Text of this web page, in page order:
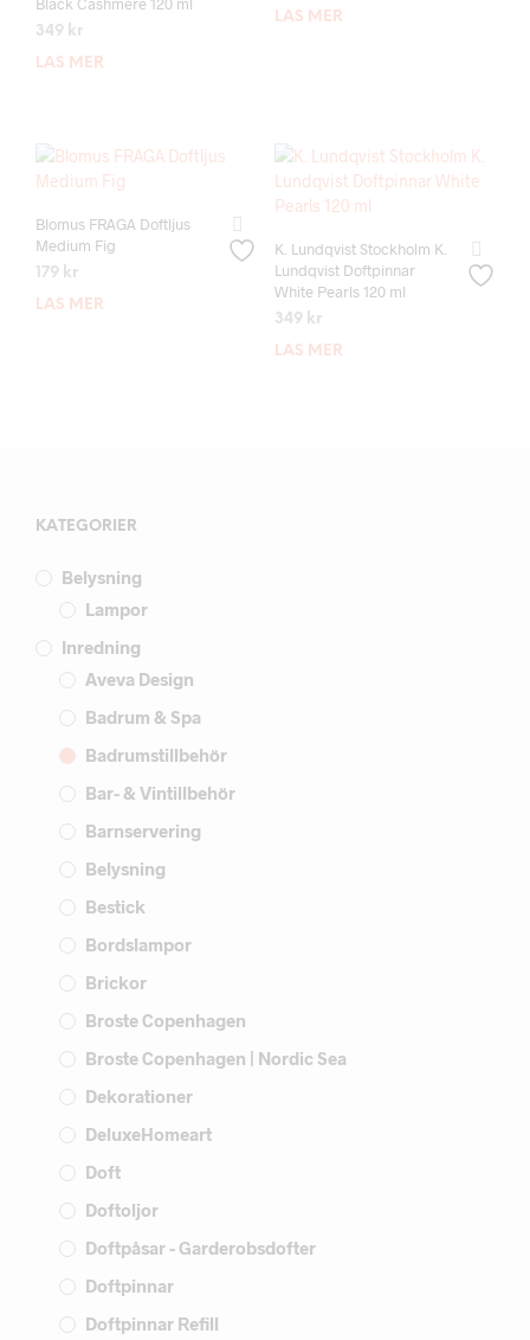
349 kr
LÄS MER
LÄS MER
Blomus FRAGA Doftljus
Medium Fig
179 kr
LÄS MER
K. Lundqvist Stockholm K.
Lundqvist Doftpinnar
White Pearls 120 ml
349 kr
LÄS MER
KATEGORIER
Belysning
Lampor
Inredning
Aveva Design
Badrum & Spa
Badrumstillbehör
Bar- & Vintillbehör
Barnservering
Belysning
Bestick
Bordslampor
Brickor
Broste Copenhagen
Broste Copenhagen | Nordic Sea
Dekorationer
DeluxeHomeart
Doft
Doftoljor
Doftpåsar - Garderobsdofter
Doftpinnar
Doftpinnar Refill